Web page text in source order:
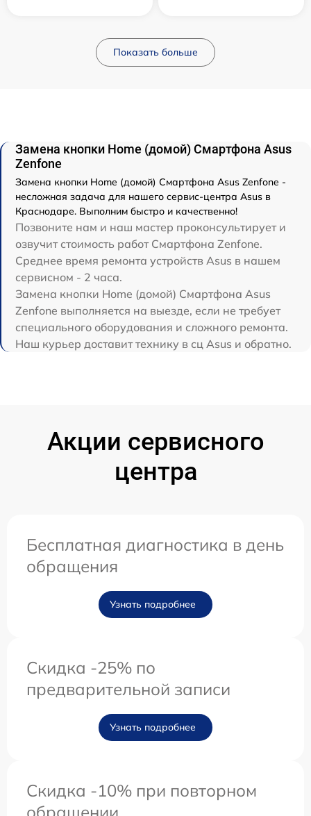
Показать больше
Замена кнопки Home (домой) Смартфона Asus
Zenfone
Замена кнопки Home (домой) Смартфона Asus Zenfone -
несложная задача для нашего сервис-центра Asus в
Краснодаре. Выполним быстро и качественно!
Позвоните нам и наш мастер проконсультирует и
озвучит стоимость работ Смартфона Zenfone.
Среднее время ремонта устройств Asus в нашем
сервисном - 2 часа.
Замена кнопки Home (домой) Смартфона Asus
Zenfone выполняется на выезде, если не требует
специального оборудования и сложного ремонта.
Наш курьер доставит технику в сц Asus и обратно.
Акции сервисного
центра
Бесплатная диагностика в день
обращения
Узнать подробнее
Скидка -25% по
предварительной записи
Узнать подробнее
Скидка -10% при повторном